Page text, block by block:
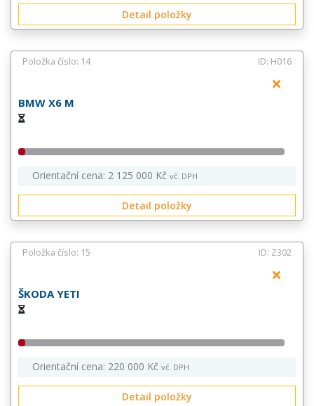
Detail položky
Položka číslo: 14 ID: H016
BMW X6 M
Orientační cena: 2 125 000 Kč vč. DPH
Detail položky
Položka číslo: 15 ID: Z302
ŠKODA YETI
Orientační cena: 220 000 Kč vč. DPH
Detail položky